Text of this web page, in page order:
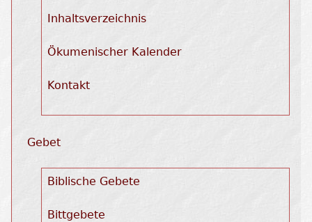
Inhaltsverzeichnis
Ökumenischer Kalender
Kontakt
Gebet
Biblische Gebete
Bittgebete